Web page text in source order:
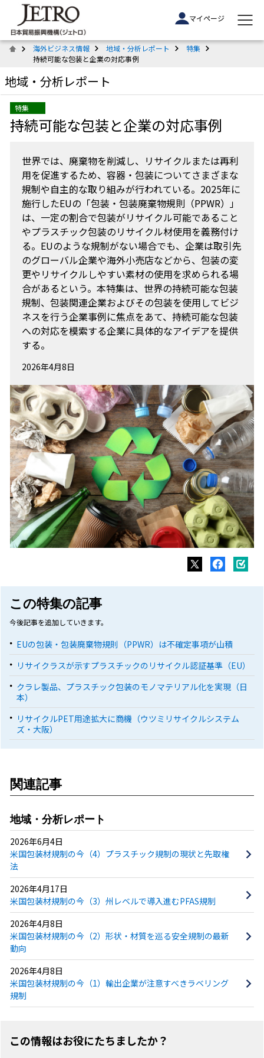
マイページ
海外ビジネス情報 地域・分析レポート
特集
持続可能な包装と企業の対応事例
地域・分析レポート
特集
持続可能な包装と企業の対応事例
世界では、廃棄物を削減し、リサイクルまたは再利
用を促進するため、容器・包装についてさまざまな
規制や自主的な取り組みが行われている。2025年に
施行したEUの「包装・包装廃棄物規則（PPWR）」
は、一定の割合で包装がリサイクル可能であること
やプラスチック包装のリサイクル材使用を義務付け
る。EUのような規制がない場合でも、企業は取引先
のグローバル企業や海外小売店などから、包装の変
更やリサイクルしやすい素材の使用を求められる場
合があるという。本特集は、世界の持続可能な包装
規制、包装関連企業およびその包装を使用してビジ
ネスを行う企業事例に焦点をあて、持続可能な包装
への対応を模索する企業に具体的なアイデアを提供
する。
2026年4月8日
この特集の記事
今後記事を追加していきます。
EUの包装・包装廃棄物規則（PPWR）は不確定事項が山積
リサイクラスが示すプラスチックのリサイクル認証基準（EU）
クラレ製品、プラスチック包装のモノマテリアル化を実現（日
本）
リサイクルPET用途拡大に商機（ウツミリサイクルシステム
ズ・大阪）
関連記事
地域・分析レポート
2026年6月4日
米国包装材規制の今（4）プラスチック規制の現状と先取権
法
2026年4月17日
米国包装材規制の今（3）州レベルで導入進むPFAS規制
2026年4月8日
米国包装材規制の今（2）形状・材質を巡る安全規制の最新
動向
2026年4月8日
米国包装材規制の今（1）輸出企業が注意すべきラベリング
規制
この情報はお役にたちましたか？